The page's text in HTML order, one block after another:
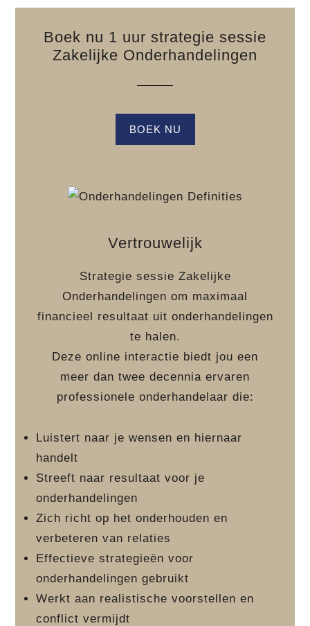
Boek nu 1 uur strategie sessie
Zakelijke Onderhandelingen
BOEK NU
Vertrouwelijk
Strategie sessie Zakelijke
Onderhandelingen om maximaal
financieel resultaat uit onderhandelingen
te halen.
Deze online interactie biedt jou een
meer dan twee decennia ervaren
professionele onderhandelaar die:
Luistert naar je wensen en hiernaar
handelt
Streeft naar resultaat voor je
onderhandelingen
Zich richt op het onderhouden en
verbeteren van relaties
Effectieve strategieën voor
onderhandelingen gebruikt
Werkt aan realistische voorstellen en
conflict vermijdt